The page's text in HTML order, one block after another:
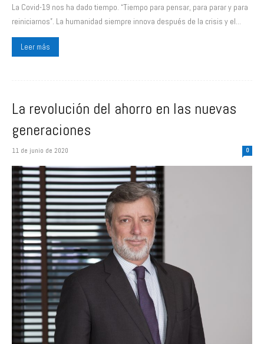
La Covid-19 nos ha dado tiempo. “Tiempo para pensar, para parar y para
reiniciarnos”. La humanidad siempre innova después de la crisis y el...
Leer más
La revolución del ahorro en las nuevas
generaciones
11 de junio de 2020 0